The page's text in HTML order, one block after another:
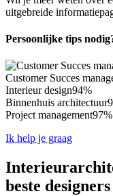
uitgebreide
Persoonlijke tips
Customer Succes
Interieur design94%
Binnenhuis architectuur
Project management97%
Ik help je graag
beste designers